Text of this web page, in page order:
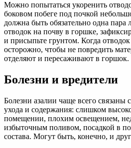
Можно попытаться укоренить
боковом побеге под почкой
должна быть обязательно одна пара
отводок на почву в горшке,
и присыпьте грунтом. Когда
осторожно, чтобы не повредить
отделяют и пересаживают в горшок.
Болезни и вредители
Болезни азалии чаще всего
ухода и содержания: слишком
помещении, плохим освещением,
избыточным поливом, посадкой в
состава. Могут быть, конечно, и